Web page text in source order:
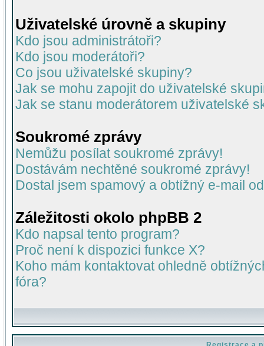
Uživatelské úrovně a skupiny
Kdo jsou administrátoři?
Kdo jsou moderátoři?
Co jsou uživatelské skupiny?
Jak se mohu zapojit do uživatelské
Jak se stanu moderátorem uživatelské
Soukromé zprávy
Nemůžu posílat soukromé zprávy!
Dostávám nechtěné soukromé zprávy!
Dostal jsem spamový a obtížný e-mail
Záležitosti okolo phpBB 2
Kdo napsal tento program?
Proč není k dispozici funkce X?
Koho mám kontaktovat ohledně
fóra?